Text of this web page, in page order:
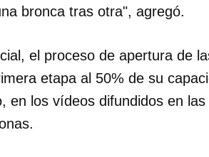
como favorito
poder guardar como favorito, primero
de 14ymedio.
bronca tras otra", agregó.
el proceso de apertura de
etapa al 50% de su
en los vídeos difundidos en